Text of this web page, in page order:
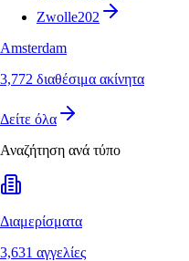
Zwolle202
Amsterdam
3,772 διαθέσιμα ακίνητα
Δείτε όλα
Αναζήτηση ανά τύπο
Διαμερίσματα
3,631 αγγελίες